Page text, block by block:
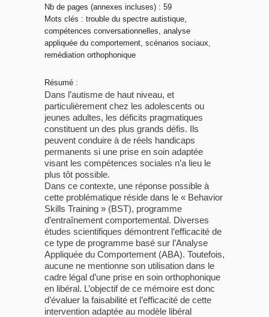
Nb de pages (annexes incluses) : 59
Mots clés : trouble du spectre autistique,
compétences conversationnelles, analyse
appliquée du comportement, scénarios sociaux,
remédiation orthophonique
Résumé :
Dans l’autisme de haut niveau, et
particulièrement chez les adolescents ou
jeunes adultes, les déficits pragmatiques
constituent un des plus grands défis. Ils
peuvent conduire à de réels handicaps
permanents si une prise en soin adaptée
visant les compétences sociales n’a lieu le
plus tôt possible.
Dans ce contexte, une réponse possible à
cette problématique réside dans le « Behavior
Skills Training » (BST), programme
d’entraînement comportemental. Diverses
études scientifiques démontrent l’efficacité de
ce type de programme basé sur l’Analyse
Appliquée du Comportement (ABA). Toutefois,
aucune ne mentionne son utilisation dans le
cadre légal d’une prise en soin orthophonique
en libéral. L’objectif de ce mémoire est donc
d’évaluer la faisabilité et l’efficacité de cette
intervention adaptée au modèle libéral